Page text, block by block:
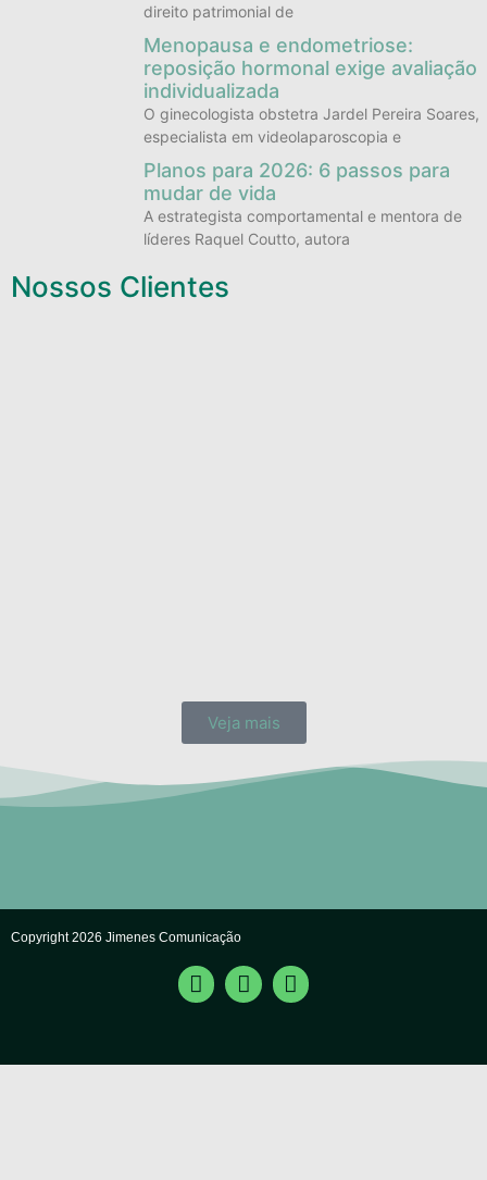
direito patrimonial de
Menopausa e endometriose:
reposição hormonal exige avaliação
individualizada
O ginecologista obstetra Jardel Pereira Soares,
especialista em videolaparoscopia e
Planos para 2026: 6 passos para
mudar de vida
A estrategista comportamental e mentora de
líderes Raquel Coutto, autora
Nossos Clientes
Veja mais
Copyright 2026 Jimenes Comunicação